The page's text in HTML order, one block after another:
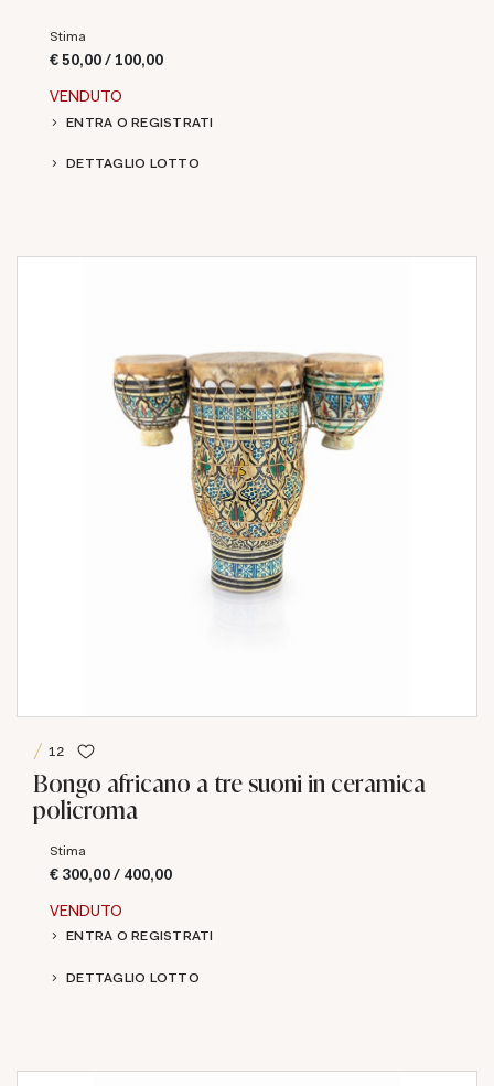
Stima
€ 50,00 / 100,00
VENDUTO
ENTRA O REGISTRATI
DETTAGLIO LOTTO
12
Bongo africano a tre suoni in ceramica
policroma
Stima
€ 300,00 / 400,00
VENDUTO
ENTRA O REGISTRATI
DETTAGLIO LOTTO